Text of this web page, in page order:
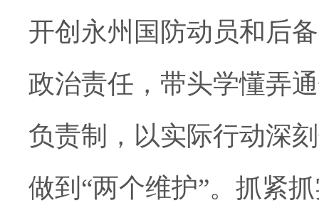
开创永州国防动员和后
政治责任，带头学懂弄
负责制，以实际行动深
做到“两个维护”。抓紧